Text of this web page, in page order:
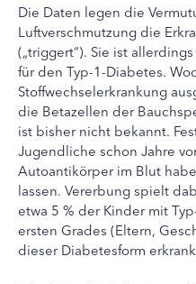
Die Daten legen die
Luftverschmutzung die
(„triggert“). Sie ist
für den Typ-1-Diabetes.
Stoffwechselerkrankung
die Betazellen der
ist bisher nicht bekannt.
Jugendliche schon Jahre
Autoantikörper im Blut
lassen. Vererbung spielt
etwa 5 % der Kinder mit
ersten Grades (Eltern,
dieser Diabetesform